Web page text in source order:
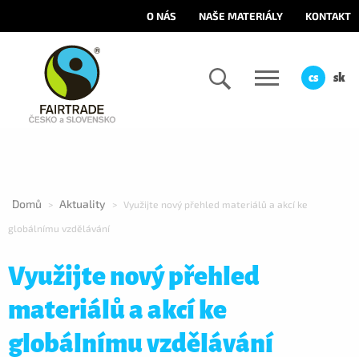
O NÁS NAŠE MATERIÁLY KONTAKT
cs sk
Domů > Aktuality > Využijte nový přehled materiálů a akcí ke
globálnímu vzdělávání
Využijte nový přehled
materiálů a akcí ke
globálnímu vzdělávání